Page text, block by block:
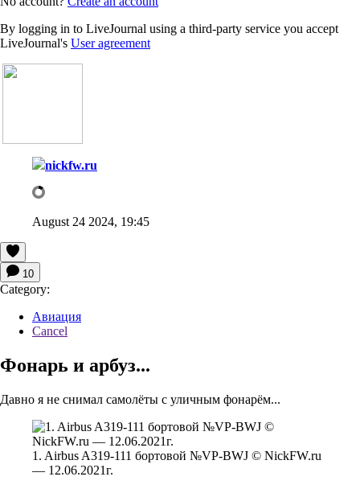
By logging in to LiveJournal using a third-party service you accept
LiveJournal's User agreement
nickfw.ru
August 24 2024, 19:45
10
Category:
Авиация
Cancel
Фонарь и арбуз...
Давно я не снимал самолёты с уличным фонарём...
1. Airbus A319-111 бортовой №VP-BWJ © NickFW.ru
— 12.06.2021г.